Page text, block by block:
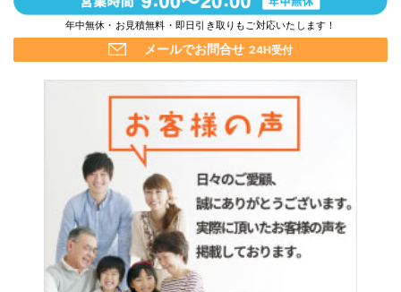
年中無休・お見積無料・即日引き取りもご対応いたします！
メールでお問合せ 24H受付